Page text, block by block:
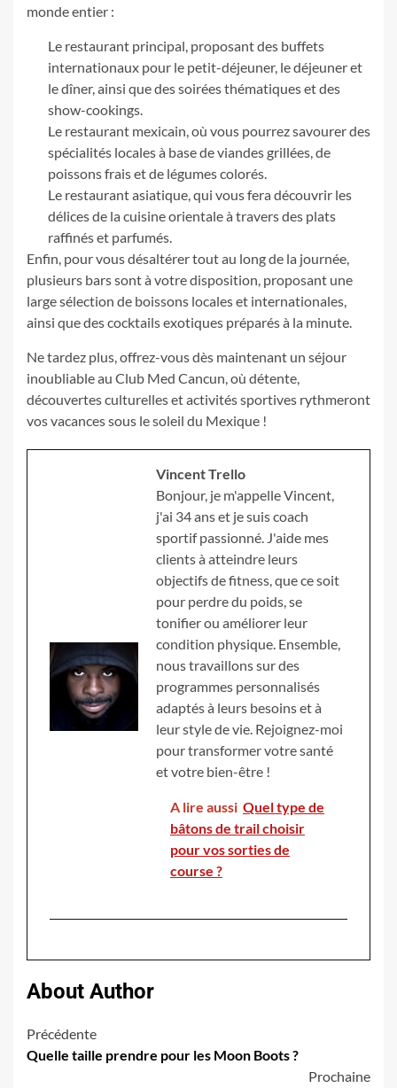
monde entier :
Le restaurant principal, proposant des buffets
internationaux pour le petit-déjeuner, le déjeuner et
le dîner, ainsi que des soirées thématiques et des
show-cookings.
Le restaurant mexicain, où vous pourrez savourer des
spécialités locales à base de viandes grillées, de
poissons frais et de légumes colorés.
Le restaurant asiatique, qui vous fera découvrir les
délices de la cuisine orientale à travers des plats
raffinés et parfumés.
Enfin, pour vous désaltérer tout au long de la journée,
plusieurs bars sont à votre disposition, proposant une
large sélection de boissons locales et internationales,
ainsi que des cocktails exotiques préparés à la minute.
Ne tardez plus, offrez-vous dès maintenant un séjour
inoubliable au Club Med Cancun, où détente,
découvertes culturelles et activités sportives rythmeront
vos vacances sous le soleil du Mexique !
Vincent Trello
Bonjour, je m'appelle Vincent,
j'ai 34 ans et je suis coach
sportif passionné. J'aide mes
clients à atteindre leurs
objectifs de fitness, que ce soit
pour perdre du poids, se
tonifier ou améliorer leur
condition physique. Ensemble,
nous travaillons sur des
programmes personnalisés
adaptés à leurs besoins et à
leur style de vie. Rejoignez-moi
pour transformer votre santé
et votre bien-être !
A lire aussi Quel type de
bâtons de trail choisir
pour vos sorties de
course ?
About Author
Navigation
Précédente
Quelle taille prendre pour les Moon Boots ?
Prochaine